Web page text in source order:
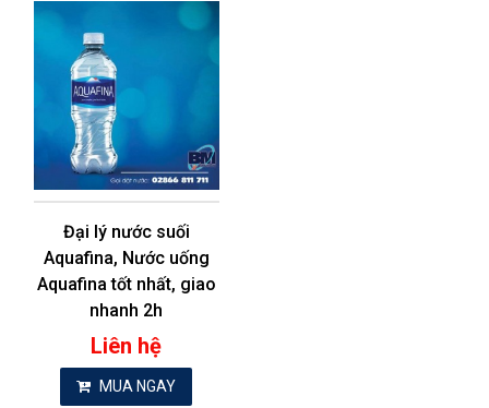
Đại lý nước suối
Aquafina, Nước uống
Aquafina tốt nhất, giao
nhanh 2h
Liên hệ
MUA NGAY